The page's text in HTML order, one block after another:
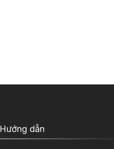
Hướng dẫn